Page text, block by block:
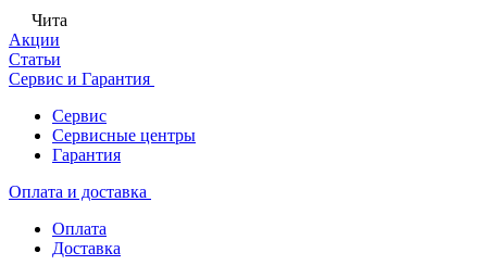
Чита
Акции
Статьи
Сервис и Гарантия
Сервис
Сервисные центры
Гарантия
Оплата и доставка
Оплата
Доставка